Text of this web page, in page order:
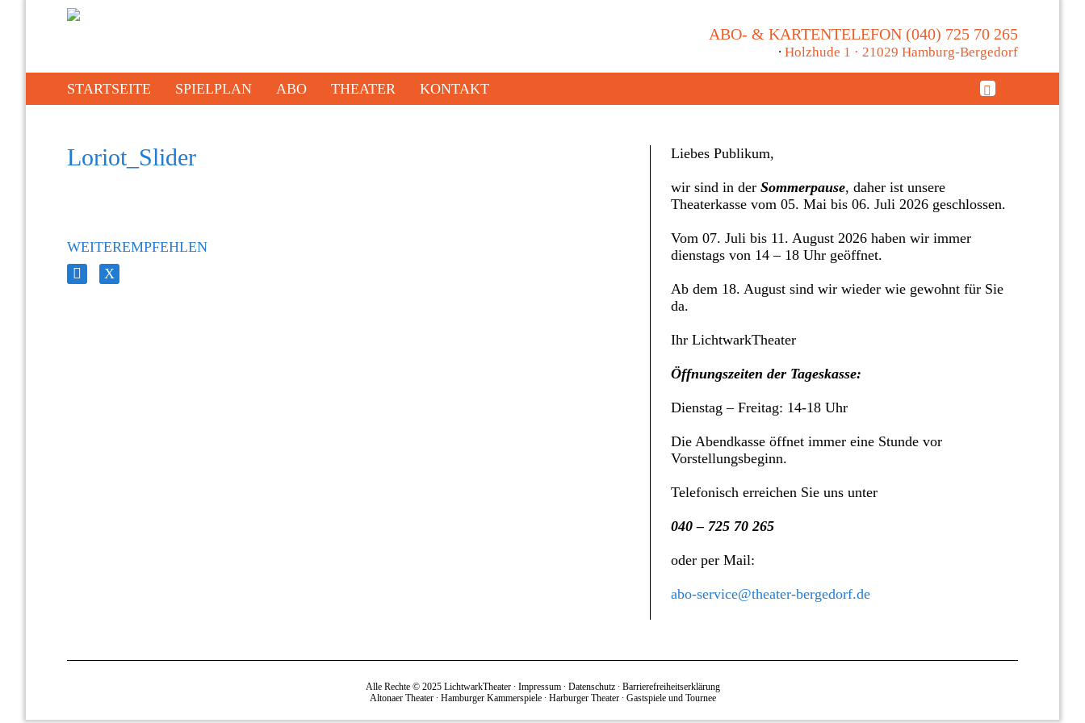
ABO- & KARTENTELEFON (040) 725 70 265
∙ Holzhude 1 · 21029 Hamburg-Bergedorf
STARTSEITE SPIELPLAN ABO THEATER KONTAKT
Loriot_Slider
WEITEREMPFEHLEN
Liebes Publikum,
wir sind in derSommerpause, daher ist unsere
Theaterkasse vom 05. Mai bis 06. Juli 2026 geschlossen.
Vom 07. Juli bis 11. August 2026 haben wir immer
dienstags von 14 – 18 Uhr geöffnet.
Ab dem 18. August sind wir wieder wie gewohnt für Sie
da.
Ihr LichtwarkTheater
Öffnungszeiten der Tageskasse:
Dienstag – Freitag: 14-18 Uhr
Die Abendkasse öffnet immer eine Stunde vor
Vorstellungsbeginn.
Telefonisch erreichen Sie uns unter
040 – 725 70 265
oder per Mail:
abo-service@theater-bergedorf.de
Alle Rechte © 2025 LichtwarkTheater ∙ Impressum∙ Datenschutz∙ Barrierefreiheitserklärung
Altonaer Theater∙ Hamburger Kammerspiele∙ Harburger Theater∙ Gastspiele und Tournee